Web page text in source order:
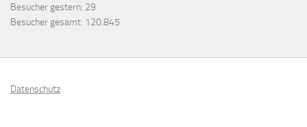
Besucher gestern: 29
Besucher gesamt: 120.845
Datenschutz